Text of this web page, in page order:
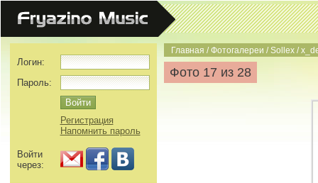
Главная /Фотогалереи /Sollex /
Фото 17 из 28
Логин:
Пароль:
Регистрация
Напомнить пароль
Войти
через: